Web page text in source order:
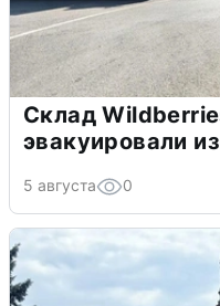
Склад
эвакуировали
5 августа 0